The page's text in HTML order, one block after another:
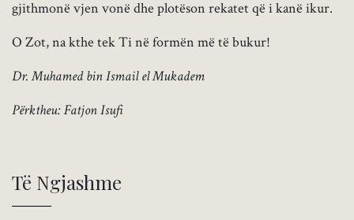
gjithmonë vjen vonë dhe plotëson rekatet që i kanë ikur.
O Zot, na kthe tek Ti në formën më të bukur!
Dr. Muhamed bin Ismail el Mukadem
Përktheu: Fatjon Isufi
Të Ngjashme